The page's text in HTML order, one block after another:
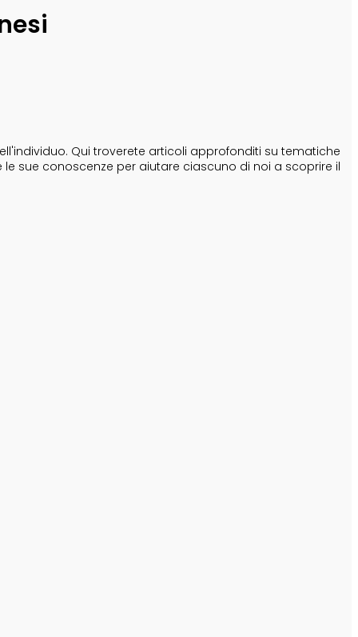
Qui troverete articoli approfonditi su tematiche
sue conoscenze per aiutare ciascuno di noi a scoprire il